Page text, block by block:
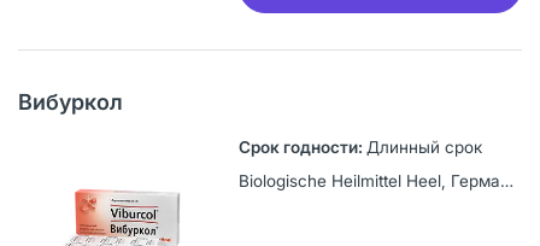
Вибуркол
Длинный срок
Biologische Heilmittel Heel, Германия